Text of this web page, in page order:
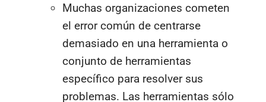
Muchas organizaciones cometen
el error común de centrarse
demasiado en una herramienta o
conjunto de herramientas
específico para resolver sus
problemas. Las herramientas sólo